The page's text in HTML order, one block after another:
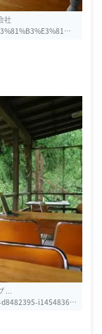
社
...
i14548361